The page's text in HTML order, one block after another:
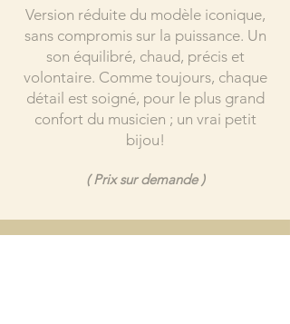
Version réduite du modèle iconique,
sans compromis sur la puissance. Un
son équilibré, chaud, précis et
volontaire. Comme toujours, chaque
détail est soigné, pour le plus grand
confort du musicien ; un vrai petit
bijou!
( Prix sur demande )